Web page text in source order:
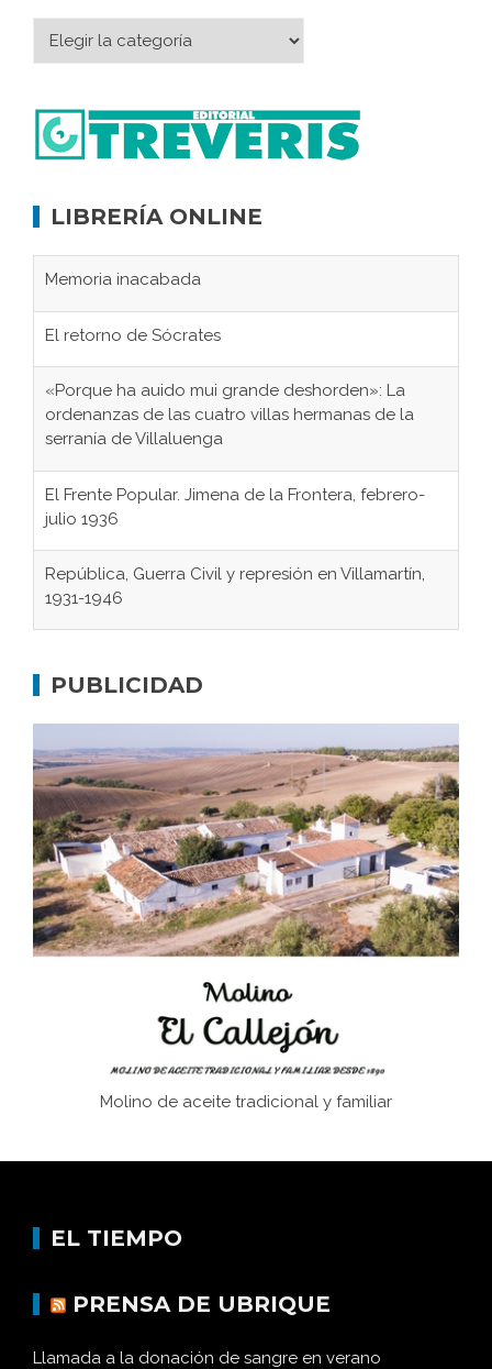
LIBRERÍA ONLINE
Memoria inacabada
El retorno de Sócrates
«Porque ha auido mui grande deshorden»: La
ordenanzas de las cuatro villas hermanas de la
serranía de Villaluenga
El Frente Popular. Jimena de la Frontera, febrero-
julio 1936
República, Guerra Civil y represión en Villamartín,
1931-1946
concentración nazis
Bornos
El Frente Popular. Ubrique, febrero-julio 1936
Juntar las letras. La alfabetización en el campo: del
afán de saber a la autogestión
Historia y vivencias del poblado de Los Hurones
PUBLICIDAD
Molino de aceite tradicional y familiar
EL TIEMPO
PRENSA DE UBRIQUE
Llamada a la donación de sangre en verano